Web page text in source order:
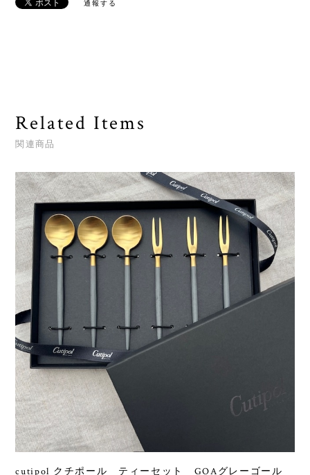
通報する
Related Items
関連商品
cutipol クチポール ティーセット GOAグレーゴール